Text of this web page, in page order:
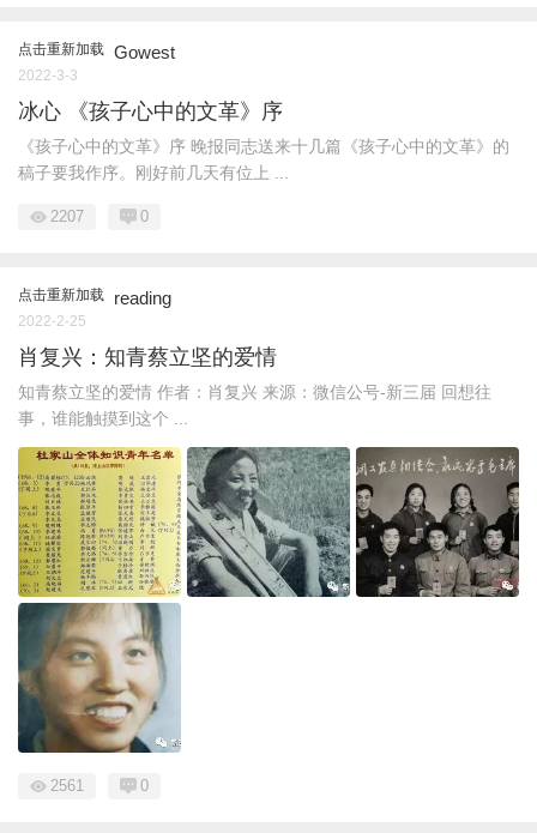
点击重新加载 Gowest
2022-3-3
冰心 《孩子心中的文革》序
《孩子心中的文革》序 晚报同志送来十几篇《孩子心中的文革》的
稿子要我作序。刚好前几天有位上 ...
2207 0
点击重新加载 reading
2022-2-25
肖复兴：知青蔡立坚的爱情
知青蔡立坚的爱情 作者：肖复兴 来源：微信公号-新三届 回想往
事，谁能触摸到这个 ...
2561 0